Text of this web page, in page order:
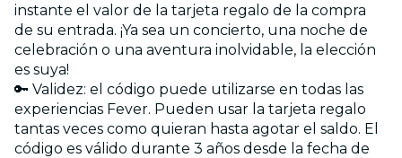
instante el valor de la tarjeta regalo de la compra
de su entrada. ¡Ya sea un concierto, una noche de
celebración o una aventura inolvidable, la elección
es suya!
🔑 Validez: el código puede utilizarse en todas las
experiencias Fever. Pueden usar la tarjeta regalo
tantas veces como quieran hasta agotar el saldo. El
código es válido durante 3 años desde la fecha de